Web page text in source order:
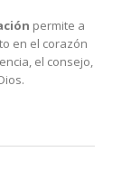
permite a
en el corazón
el consejo,